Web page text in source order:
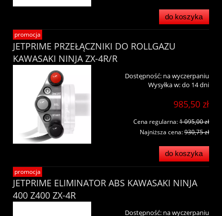
do koszyka
JETPRIME PRZEŁĄCZNIKI DO ROLLGAZU
KAWASAKI NINJA ZX-4R/R
Dostępność: na wyczerpaniu
Wysyłka w:do 14 dni
985,50 zł
Cena regularna:1 095,00 zł
Najniższa cena:930,75 zł
do koszyka
promocja
JETPRIME ELIMINATOR ABS KAWASAKI NINJA
400 Z400 ZX-4R
Dostępność: na wyczerpaniu
promocja